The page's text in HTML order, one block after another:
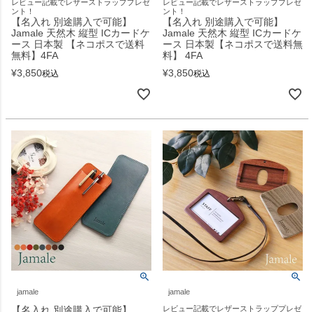
レビュー記載でレザーストラッププレゼ
ント！
【名入れ 別途購入で可能】
Jamale 天然木 縦型 ICカードケ
ース 日本製 【ネコポスで送料
無料】4FA
¥3,850税込
レビュー記載でレザーストラッププレゼ
ント！
【名入れ 別途購入で可能】
Jamale 天然木 縦型 ICカードケ
ース 日本製【ネコポスで送料無
料】 4FA
¥3,850税込
jamale
jamale
レビュー記載でレザーストラッププレゼ